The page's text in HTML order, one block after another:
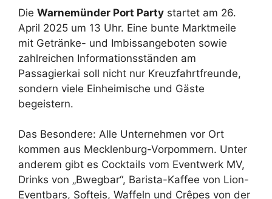
Die Warnemünder Port Party startet am 26.
April 2025 um 13 Uhr. Eine bunte Marktmeile
mit Getränke- und Imbissangeboten sowie
zahlreichen Informationsständen am
Passagierkai soll nicht nur Kreuzfahrtfreunde,
sondern viele Einheimische und Gäste
begeistern.
Das Besondere: Alle Unternehmen vor Ort
kommen aus Mecklenburg-Vorpommern. Unter
anderem gibt es Cocktails vom Eventwerk MV,
Drinks von „Bwegbar“, Barista-Kaffee von Lion-
Eventbars, Softeis, Waffeln und Crêpes von der